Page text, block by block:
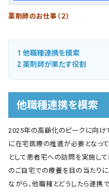
薬剤師のお仕事（２）
1 他職種連携を模索
2 薬剤師が果たす役割
他職種連携を模索
2025年の高齢化のピークに向け
に在宅医療の推進が必要となっ
として患者宅への訪問を実施して
のご自宅での療養を目の当たり
ながら、他職種とどうしたら連携